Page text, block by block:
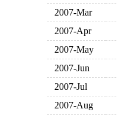
2007-Mar
2007-Apr
2007-May
2007-Jun
2007-Jul
2007-Aug